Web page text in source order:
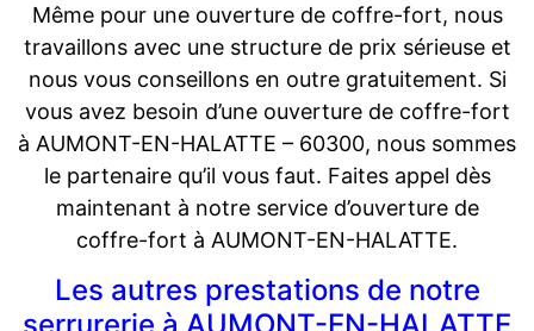
Même pour une ouverture de coffre-fort, nous
travaillons avec une structure de prix sérieuse et
nous vous conseillons en outre gratuitement. Si
vous avez besoin d’une ouverture de coffre-fort
à AUMONT-EN-HALATTE – 60300, nous sommes
le partenaire qu’il vous faut. Faites appel dès
maintenant à notre service d’ouverture de
coffre-fort à AUMONT-EN-HALATTE.
Les autres prestations de notre